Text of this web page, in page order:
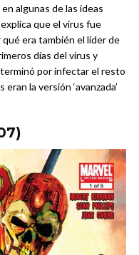
algunas de las ideas
que el virus fue
era también el líder de
días del virus y
por infectar el resto
la versión ‘avanzada’